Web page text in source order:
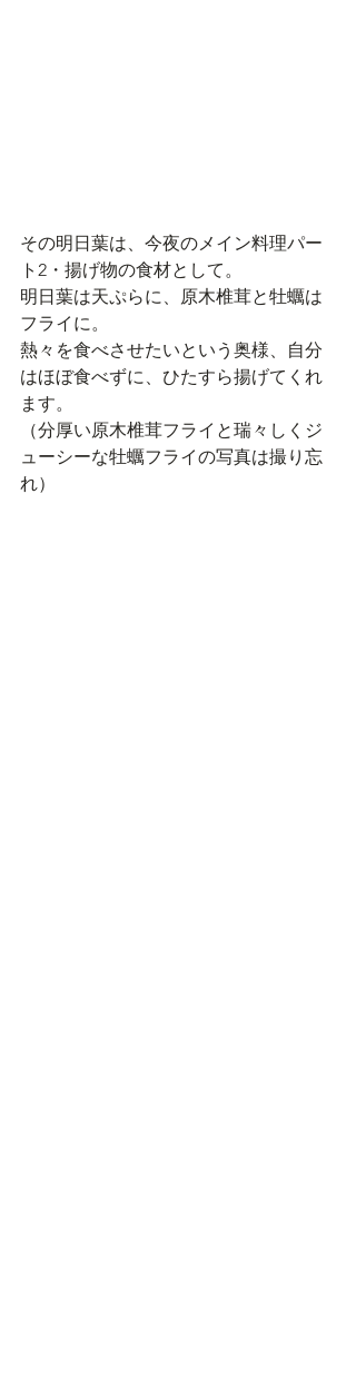
その明日葉は、今夜のメイン料理パー
ト2・揚げ物の食材として。
明日葉は天ぷらに、原木椎茸と牡蠣は
フライに。
熱々を食べさせたいという奥様、自分
はほぼ食べずに、ひたすら揚げてくれ
ます。
（分厚い原木椎茸フライと瑞々しくジ
ューシーな牡蠣フライの写真は撮り忘
れ）